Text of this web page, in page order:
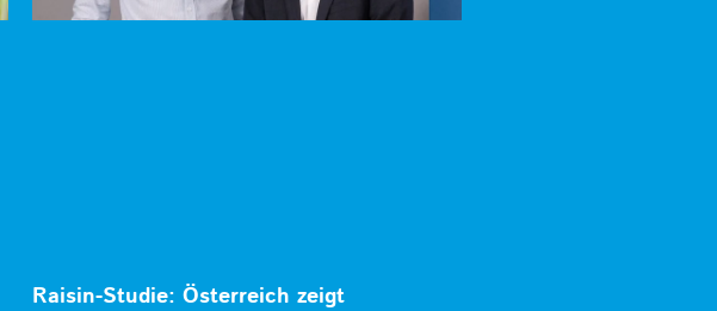
Raisin-Studie: Österreich zeigt